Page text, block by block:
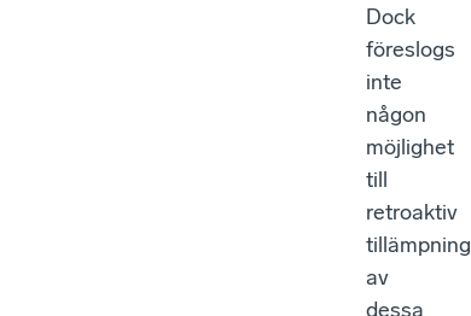
Dock
föreslogs
inte
någon
möjlighet
till
retroaktiv
tillämpning
av
dessa